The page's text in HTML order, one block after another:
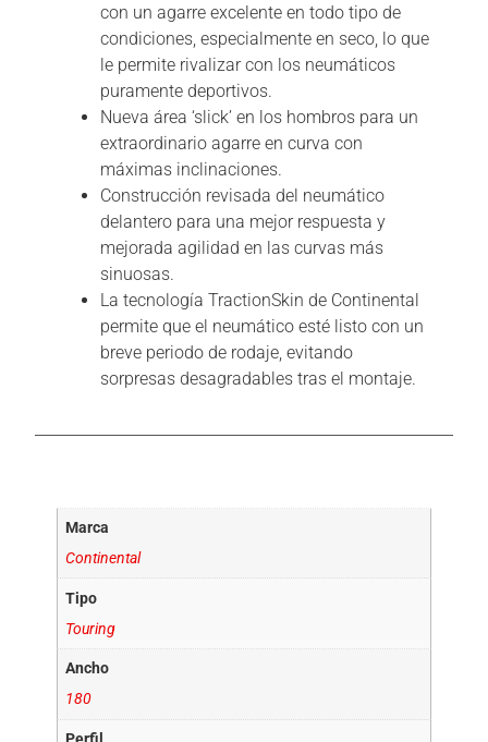
con un agarre excelente en todo tipo de
condiciones, especialmente en seco, lo que
le permite rivalizar con los neumáticos
puramente deportivos.
Nueva área ‘slick’ en los hombros para un
extraordinario agarre en curva con
máximas inclinaciones.
Construcción revisada del neumático
delantero para una mejor respuesta y
mejorada agilidad en las curvas más
sinuosas.
La tecnología TractionSkin de Continental
permite que el neumático esté listo con un
breve periodo de rodaje, evitando
sorpresas desagradables tras el montaje.
Marca
Continental
Tipo
Touring
Ancho
180